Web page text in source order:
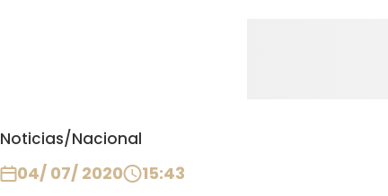
Noticias/Nacional
04/ 07/ 2020 15:43